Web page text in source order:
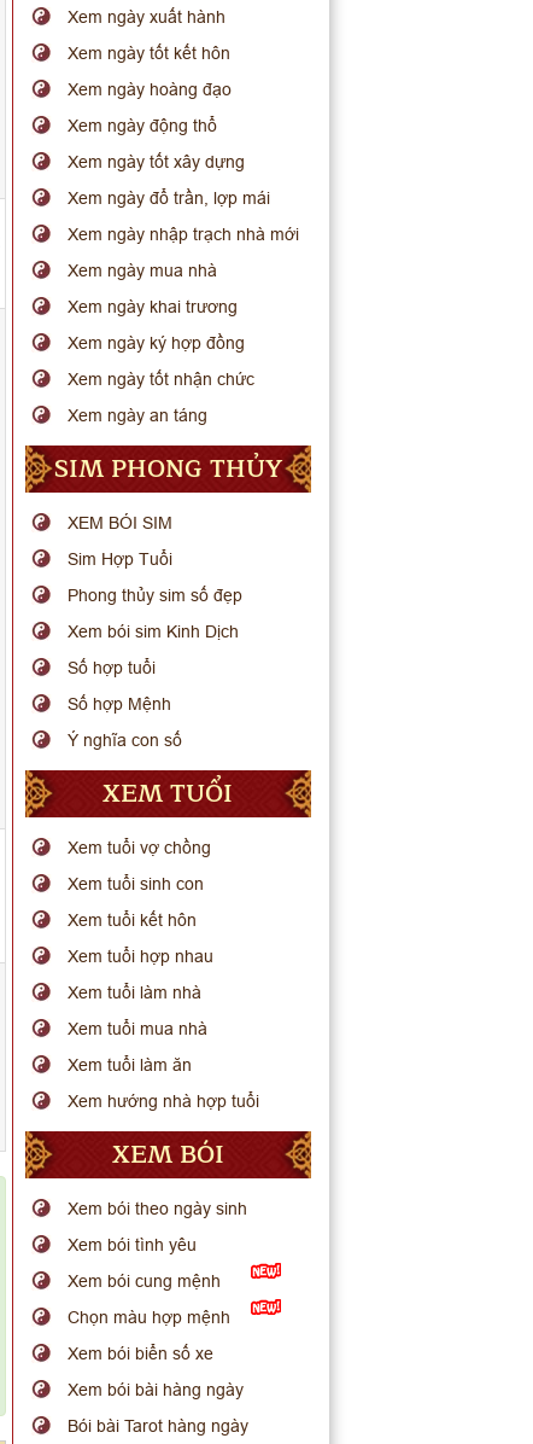
Xem ngày xuất hành
Xem ngày tốt kết hôn
Xem ngày hoàng đạo
Xem ngày động thổ
Xem ngày tốt xây dựng
Xem ngày đổ trần, lợp mái
Xem ngày nhập trạch nhà mới
Xem ngày mua nhà
Xem ngày khai trương
Xem ngày ký hợp đồng
Xem ngày tốt nhận chức
Xem ngày an táng
SIM PHONG THỦY
XEM BÓI SIM
Sim Hợp Tuổi
Phong thủy sim số đẹp
Xem bói sim Kinh Dịch
Số hợp tuổi
Số hợp Mệnh
Ý nghĩa con số
XEM TUỔI
Xem tuổi vợ chồng
Xem tuổi sinh con
Xem tuổi kết hôn
Xem tuổi hợp nhau
Xem tuổi làm nhà
Xem tuổi mua nhà
Xem tuổi làm ăn
Xem hướng nhà hợp tuổi
XEM BÓI
Xem bói theo ngày sinh
Xem bói tình yêu
Xem bói cung mệnh
Chọn màu hợp mệnh
Xem bói biển số xe
Xem bói bài hàng ngày
Bói bài Tarot hàng ngày